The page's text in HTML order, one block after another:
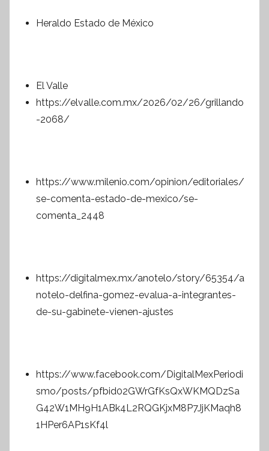
Heraldo Estado de México
El Valle
https://elvalle.com.mx/2026/02/26/grillando
-2068/
https://www.milenio.com/opinion/editoriales/
se-comenta-estado-de-mexico/se-
comenta_2448
https://digitalmex.mx/anotelo/story/65354/a
notelo-delfina-gomez-evalua-a-integrantes-
de-su-gabinete-vienen-ajustes
https://www.facebook.com/DigitalMexPeriodi
smo/posts/pfbid02GWrGfKsQxWKMQDzSa
G42W1MH9H1ABk4L2RQGKjxM8P7JjKMaqh8
1HPer6AP1sKf4l